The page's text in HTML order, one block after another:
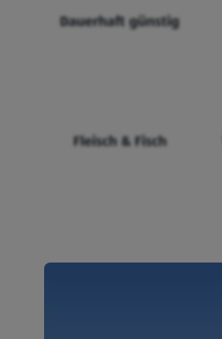
Dauerhaft günstig
Fleisch & Fisch